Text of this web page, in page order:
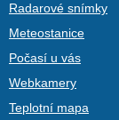
Radarové snímky
Meteostanice
Počasí u vás
Webkamery
Teplotní mapa